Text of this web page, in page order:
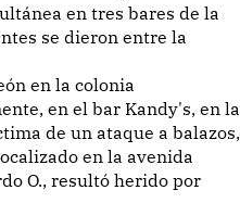
en tres bares de la
se dieron entre la
en la colonia
en el bar Kandy's, en la
de un ataque a balazos,
en la avenida
O., resultó herido por